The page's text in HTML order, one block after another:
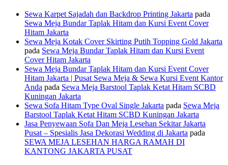
Sewa Karpet Sajadah dan Backdrop Printing Jakarta pada
Sewa Meja Bundar Taplak Hitam dan Kursi Event Cover
Hitam Jakarta
Sewa Meja Kotak Cover Skirting Putih Topping Gold Jakarta
pada Sewa Meja Bundar Taplak Hitam dan Kursi Event
Cover Hitam Jakarta
Sewa Meja Bundar Taplak Hitam dan Kursi Event Cover
Hitam Jakarta | Pusat Sewa Meja & Sewa Kursi Event Kantor
Anda pada Sewa Meja Barstool Taplak Ketat Hitam SCBD
Kuningan Jakarta
Sewa Sofa Hitam Type Oval Single Jakarta pada Sewa Meja
Barstool Taplak Ketat Hitam SCBD Kuningan Jakarta
Jasa Penyewaan Sofa Dan Meja Lesehan Sekitar Jakarta
Pusat – Spesialis Jasa Dekorasi Wedding di Jakarta pada
SEWA MEJA LESEHAN HARGA RAMAH DI
KANTONG JAKARTA PUSAT